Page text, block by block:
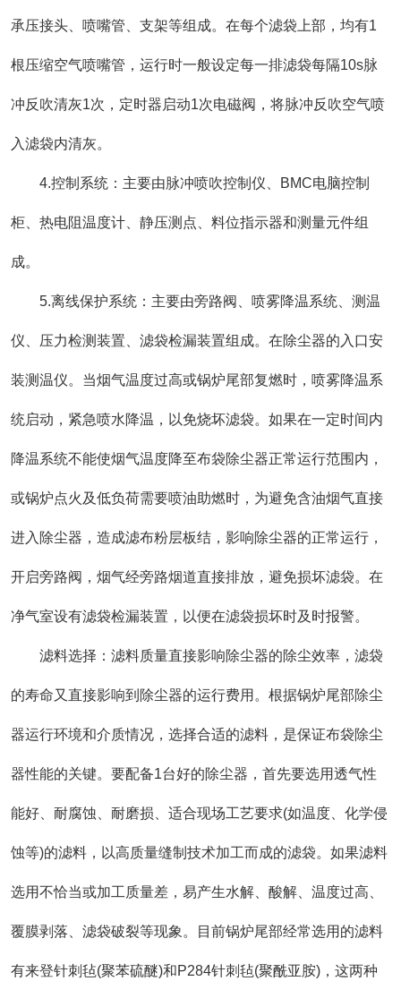
承压接头、喷嘴管、支架等组成。在每个滤袋上部，均有1
根压缩空气喷嘴管，运行时一般设定每一排滤袋每隔10s脉
冲反吹清灰1次，定时器启动1次电磁阀，将脉冲反吹空气喷
入滤袋内清灰。
4.控制系统：主要由脉冲喷吹控制仪、BMC电脑控制
柜、热电阻温度计、静压测点、料位指示器和测量元件组
成。
5.离线保护系统：主要由旁路阀、喷雾降温系统、测温
仪、压力检测装置、滤袋检漏装置组成。在除尘器的入口安
装测温仪。当烟气温度过高或锅炉尾部复燃时，喷雾降温系
统启动，紧急喷水降温，以免烧坏滤袋。如果在一定时间内
降温系统不能使烟气温度降至布袋除尘器正常运行范围内，
或锅炉点火及低负荷需要喷油助燃时，为避免含油烟气直接
进入除尘器，造成滤布粉层板结，影响除尘器的正常运行，
开启旁路阀，烟气经旁路烟道直接排放，避免损坏滤袋。在
净气室设有滤袋检漏装置，以便在滤袋损坏时及时报警。
滤料选择：滤料质量直接影响除尘器的除尘效率，滤袋
的寿命又直接影响到除尘器的运行费用。根据锅炉尾部除尘
器运行环境和介质情况，选择合适的滤料，是保证布袋除尘
器性能的关键。要配备1台好的除尘器，首先要选用透气性
能好、耐腐蚀、耐磨损、适合现场工艺要求(如温度、化学侵
蚀等)的滤料，以高质量缝制技术加工而成的滤袋。如果滤料
选用不恰当或加工质量差，易产生水解、酸解、温度过高、
覆膜剥落、滤袋破裂等现象。目前锅炉尾部经常选用的滤料
有来登针刺毡(聚苯硫醚)和P284针刺毡(聚酰亚胺)，这两种